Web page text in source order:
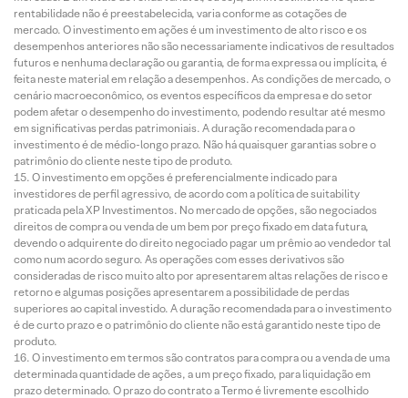
rentabilidade não é preestabelecida, varia conforme as cotações de
mercado. O investimento em ações é um investimento de alto risco e os
desempenhos anteriores não são necessariamente indicativos de resultados
futuros e nenhuma declaração ou garantia, de forma expressa ou implícita, é
feita neste material em relação a desempenhos. As condições de mercado, o
cenário macroeconômico, os eventos específicos da empresa e do setor
podem afetar o desempenho do investimento, podendo resultar até mesmo
em significativas perdas patrimoniais. A duração recomendada para o
investimento é de médio-longo prazo. Não há quaisquer garantias sobre o
patrimônio do cliente neste tipo de produto.
O investimento em opções é preferencialmente indicado para
investidores de perfil agressivo, de acordo com a política de suitability
praticada pela XP Investimentos. No mercado de opções, são negociados
direitos de compra ou venda de um bem por preço fixado em data futura,
devendo o adquirente do direito negociado pagar um prêmio ao vendedor tal
como num acordo seguro. As operações com esses derivativos são
consideradas de risco muito alto por apresentarem altas relações de risco e
retorno e algumas posições apresentarem a possibilidade de perdas
superiores ao capital investido. A duração recomendada para o investimento
é de curto prazo e o patrimônio do cliente não está garantido neste tipo de
produto.
O investimento em termos são contratos para compra ou a venda de uma
determinada quantidade de ações, a um preço fixado, para liquidação em
prazo determinado. O prazo do contrato a Termo é livremente escolhido